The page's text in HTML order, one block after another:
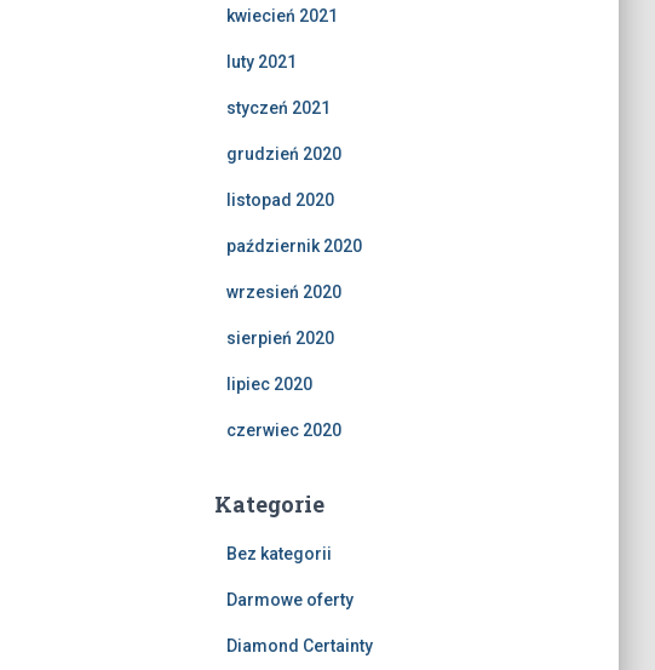
kwiecień 2021
luty 2021
styczeń 2021
grudzień 2020
listopad 2020
październik 2020
wrzesień 2020
sierpień 2020
lipiec 2020
czerwiec 2020
Kategorie
Bez kategorii
Darmowe oferty
Diamond Certainty